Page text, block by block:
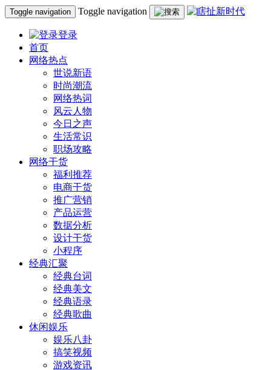
Toggle navigation Toggle navigation
登录
首页
网络热点
世说新语
时尚潮流
网络热词
风云人物
今日之声
生活常识
职场攻略
网络干货
福利推荐
电商干货
推广营销
产品运营
数据分析
设计干货
小程序
经典汇聚
经典台词
经典美文
经典语录
经典歌曲
休闲娱乐
娱乐八卦
搞笑视频
游戏资讯